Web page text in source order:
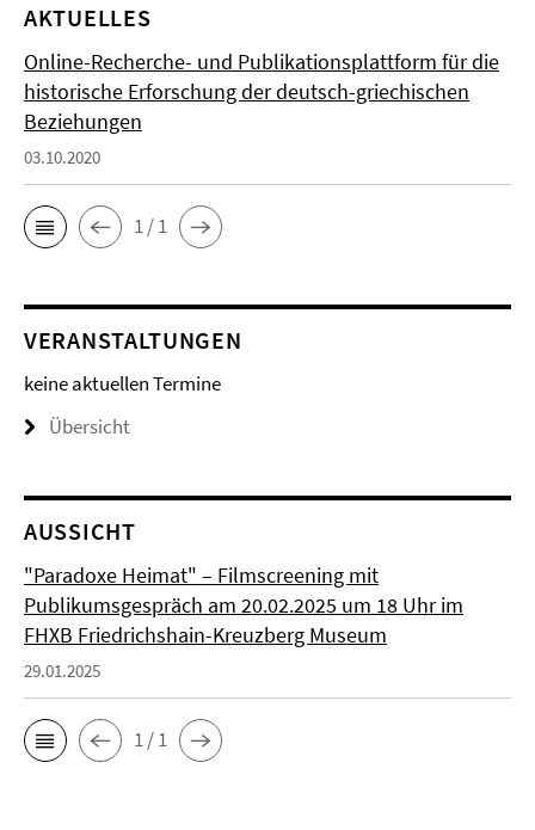
AKTUELLES
Online-Recherche- und Publikationsplattform für die
historische Erforschung der deutsch-griechischen
Beziehungen
03.10.2020
1 / 1
VERANSTALTUNGEN
keine aktuellen Termine
Übersicht
AUSSICHT
"Paradoxe Heimat" – Filmscreening mit
Publikumsgespräch am 20.02.2025 um 18 Uhr im
FHXB Friedrichshain-Kreuzberg Museum
29.01.2025
1 / 1